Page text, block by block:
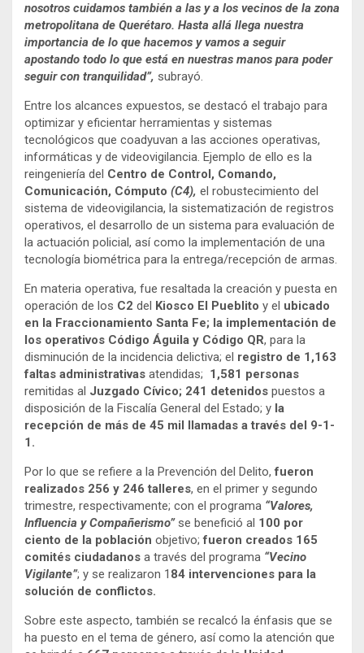
nosotros cuidamos también a las y a los vecinos de la zona
metropolitana de Querétaro. Hasta allá llega nuestra
importancia de lo que hacemos y vamos a seguir
apostando todo lo que está en nuestras manos para poder
seguir con tranquilidad”, subrayó.
Entre los alcances expuestos, se destacó el trabajo para
optimizar y eficientar herramientas y sistemas
tecnológicos que coadyuvan a las acciones operativas,
informáticas y de videovigilancia. Ejemplo de ello es la
reingeniería del Centro de Control, Comando,
Comunicación, Cómputo (C4), el robustecimiento del
sistema de videovigilancia, la sistematización de registros
operativos, el desarrollo de un sistema para evaluación de
la actuación policial, así como la implementación de una
tecnología biométrica para la entrega/recepción de armas.
En materia operativa, fue resaltada la creación y puesta en
operación de los C2 del Kiosco El Pueblito y el ubicado
en la Fraccionamiento Santa Fe; la implementación de
los operativos Código Águila y Código QR, para la
disminución de la incidencia delictiva; el registro de 1,163
faltas administrativas atendidas; 1,581 personas
remitidas al Juzgado Cívico; 241 detenidos puestos a
disposición de la Fiscalía General del Estado; y la
recepción de más de 45 mil llamadas a través del 9-1-
1.
Por lo que se refiere a la Prevención del Delito, fueron
realizados 256 y 246 talleres, en el primer y segundo
trimestre, respectivamente; con el programa “Valores,
Influencia y Compañerismo”se benefició al 100 por
ciento de la población objetivo;fueron creados 165
comités ciudadanos a través del programa “Vecino
Vigilante”; y se realizaron 1 84 intervenciones para la
solución de conflictos.
Sobre este aspecto, también se recalcó la énfasis que se
ha puesto en el tema de género, así como la atención que